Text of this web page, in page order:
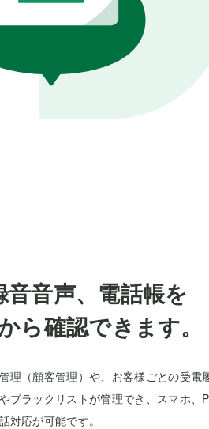
音声、電話帳を
ら確認できます。
理（顧客管理）や、お客様ごとの受電
ブラックリストが管理でき、スマホ、
対応が可能です。